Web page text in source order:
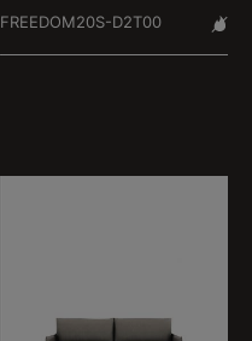
FREEDOM20S-D2T00